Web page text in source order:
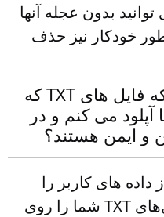
بدون عجله آنها
خودکار نیز حذف
آیا می توانید تضمین کنید که فایل های TXT که
می کنم و در
و ایمن هستند؟
های کاربر را
بسیار جدی می گیرد. ما فایل‌های TXT شما را روی